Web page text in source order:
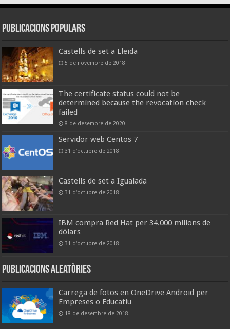
Publicacions populars
Castells de set a Lleida
5 de novembre de 2018
The certificate status could not be
determined because the revocation check
failed
8 de desembre de 2020
Servidor web Centos 7
31 d'octubre de 2018
Castells de set a Igualada
31 d'octubre de 2018
IBM compra Red Hat per 34.000 milions de
dòlars
31 d'octubre de 2018
Publicacions aleatòries
Carrega de fotos en OneDrive Android per
Empreses o Educatiu
18 de desembre de 2018